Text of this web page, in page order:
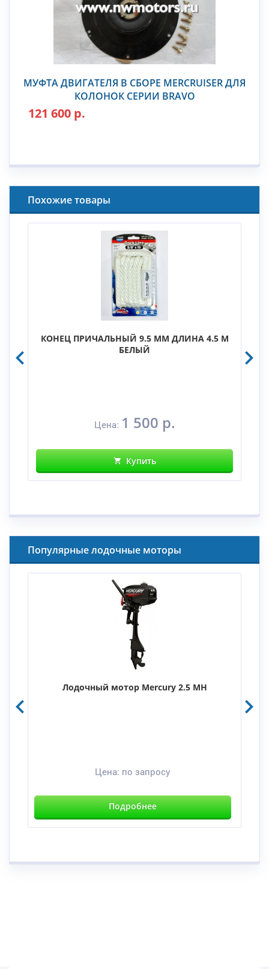
МУФТА ДВИГАТЕЛЯ В СБОРЕ MERCRUISER ДЛЯ
КОЛОНОК СЕРИИ BRAVO
121 600 р.
Похожие товары
КОНЕЦ ПРИЧАЛЬНЫЙ 9.5 ММ ДЛИНА 4.5 М
БЕЛЫЙ
Цена: 1 500 р.
Купить
Популярные лодочные моторы
Лодочный мотор Mercury 2.5 MH
Цена: по запросу
Подробнее